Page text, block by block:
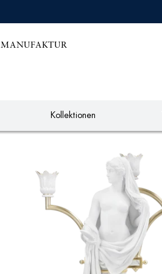
MANUFAKTUR
Kollektionen